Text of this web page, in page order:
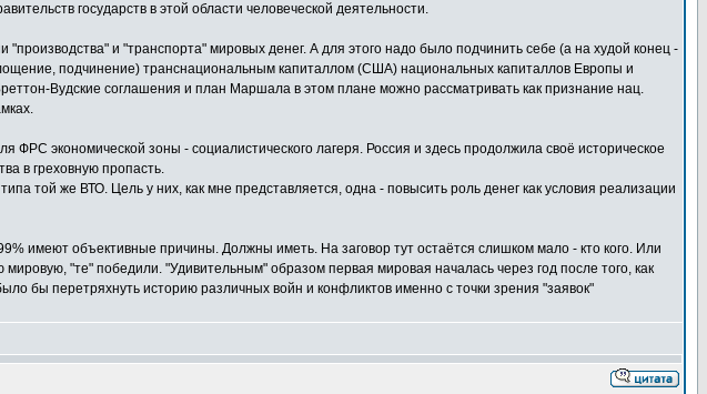
государств в этой области человеческой деятельности.
и "транспорта" мировых денег. А для этого надо было подчинить себе (а на худой конец -
подчинение) транснациональным капиталлом (США) национальных капиталлов Европы и
Вудские соглашения и план Маршала в этом плане можно рассматривать как признание нац.
экономической зоны - социалистического лагеря. Россия и здесь продолжила своё историческое
в греховную пропасть.
той же ВТО. Цель у них, как мне представляется, одна - повысить роль денег как условия реализации
имеют объективные причины. Должны иметь. На заговор тут остаётся слишком мало - кто кого. Или
"те" победили. "Удивительным" образом первая мировая началась через год после того, как
бы перетряхнуть историю различных войн и конфликтов именно с точки зрения "заявок"